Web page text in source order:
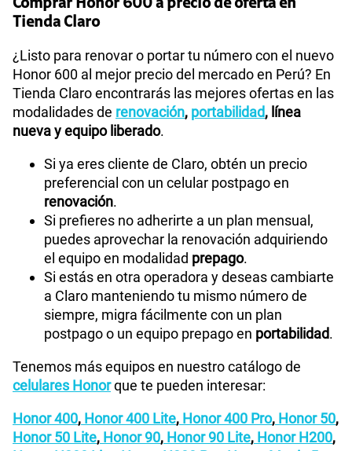
Comprar Honor 600 a precio de oferta en
Tienda Claro
¿Listo para renovar o portar tu número con el nuevo
Honor 600 al mejor precio del mercado en Perú? En
Tienda Claro encontrarás las mejores ofertas en las
modalidades de renovación, portabilidad, línea
nueva y equipo liberado.
Si ya eres cliente de Claro, obtén un precio
preferencial con un celular postpago en
renovación.
Si prefieres no adherirte a un plan mensual,
puedes aprovechar la renovación adquiriendo
el equipo en modalidad prepago.
Si estás en otra operadora y deseas cambiarte
a Claro manteniendo tu mismo número de
siempre, migra fácilmente con un plan
postpago o un equipo prepago en portabilidad.
Tenemos más equipos en nuestro catálogo de
celulares Honorque te pueden interesar:
Honor 400, Honor 400 Lite, Honor 400 Pro, Honor 50,
Honor 50 Lite, Honor 90, Honor 90 Lite, Honor H200,